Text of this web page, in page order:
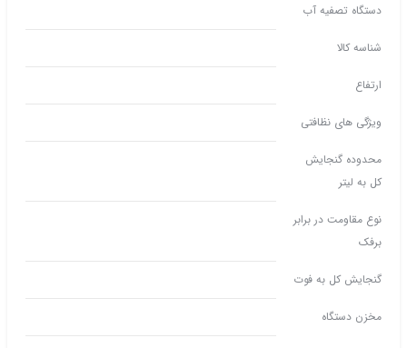
دستگاه تصفیه آب
شناسه کالا
ارتفاع
ویژگی های نظافتی
محدوده گنجایش
کل به لیتر
نوع مقاومت در برابر
برفک
گنجایش کل به فوت
مخزن دستگاه